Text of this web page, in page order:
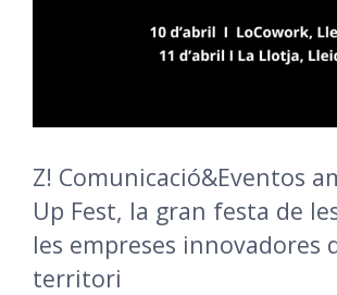
Z! Comunicació&Eventos
Up Fest, la gran festa de
les empreses innovadores
territori